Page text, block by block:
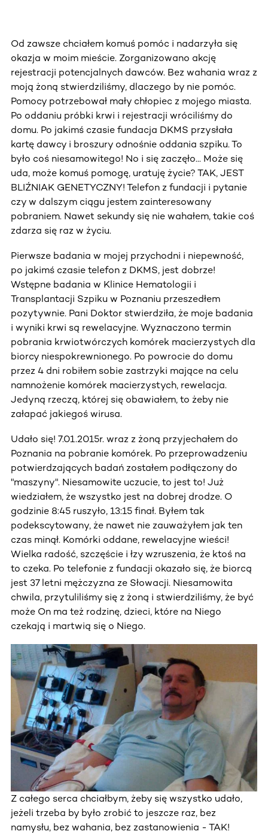
Od zawsze chciałem komuś pomóc i nadarzyła się
okazja w moim mieście. Zorganizowano akcję
rejestracji potencjalnych dawców. Bez wahania wraz z
moją żoną stwierdziliśmy, dlaczego by nie pomóc.
Pomocy potrzebował mały chłopiec z mojego miasta.
Po oddaniu próbki krwi i rejestracji wróciliśmy do
domu. Po jakimś czasie fundacja DKMS przysłała
kartę dawcy i broszury odnośnie oddania szpiku. To
było coś niesamowitego! No i się zaczęło... Może się
uda, może komuś pomogę, uratuję życie? TAK, JEST
BLIŹNIAK GENETYCZNY! Telefon z fundacji i pytanie
czy w dalszym ciągu jestem zainteresowany
pobraniem. Nawet sekundy się nie wahałem, takie coś
zdarza się raz w życiu.
Pierwsze badania w mojej przychodni i niepewność,
po jakimś czasie telefon z DKMS, jest dobrze!
Wstępne badania w Klinice Hematologii i
Transplantacji Szpiku w Poznaniu przeszedłem
pozytywnie. Pani Doktor stwierdziła, że moje badania
i wyniki krwi są rewelacyjne. Wyznaczono termin
pobrania krwiotwórczych komórek macierzystych dla
biorcy niespokrewnionego. Po powrocie do domu
przez 4 dni robiłem sobie zastrzyki mające na celu
namnożenie komórek macierzystych, rewelacja.
Jedyną rzeczą, której się obawiałem, to żeby nie
załapać jakiegoś wirusa.
Udało się! 7.01.2015r. wraz z żoną przyjechałem do
Poznania na pobranie komórek. Po przeprowadzeniu
potwierdzających badań zostałem podłączony do
"maszyny". Niesamowite uczucie, to jest to! Już
wiedziałem, że wszystko jest na dobrej drodze. O
godzinie 8:45 ruszyło, 13:15 finał. Byłem tak
podekscytowany, że nawet nie zauważyłem jak ten
czas minął. Komórki oddane, rewelacyjne wieści!
Wielka radość, szczęście i łzy wzruszenia, że ktoś na
to czeka. Po telefonie z fundacji okazało się, że biorcą
jest 37 letni mężczyzna ze Słowacji. Niesamowita
chwila, przytuliliśmy się z żoną i stwierdziliśmy, że być
może On ma też rodzinę, dzieci, które na Niego
czekają i martwią się o Niego.
Z całego serca chciałbym, żeby się wszystko udało,
jeżeli trzeba by było zrobić to jeszcze raz, bez
namysłu, bez wahania, bez zastanowienia - TAK!